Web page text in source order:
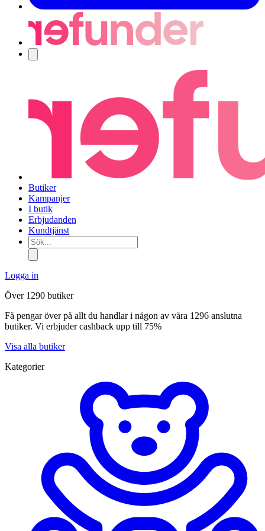
Butiker
Kampanjer
I butik
Erbjudanden
Kundtjänst
Sök...
Logga in
Över 1290 butiker
Få pengar över på allt du handlar i någon av våra 1296 anslutna
butiker. Vi erbjuder cashback upp till 75%
Visa alla butiker
Kategorier